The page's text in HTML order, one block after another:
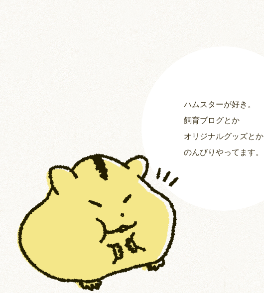
ハムスターが好き。
飼育ブログとか
オリジナルグッズとか
のんびりやってます。